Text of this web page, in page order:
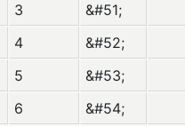
3
&#51;
4
&#52;
5
&#53;
6
&#54;